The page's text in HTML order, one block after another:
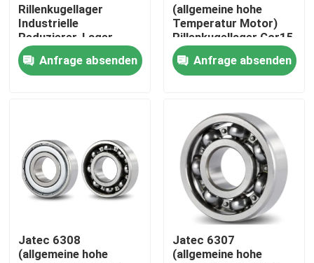
Zuhause
Videos
Über uns
Fabrik-Tour
Rillenkugellager
Industrielle
Reduzierer-Lager
Gcr15 China
Anfrage absenden
(allgemeine hohe
Temperatur Motor)
Rillenkugellager Gcr15
45×100×25
Anfrage absenden
Jatec 6308
(allgemeine hohe
Jatec 6307
(allgemeine hohe